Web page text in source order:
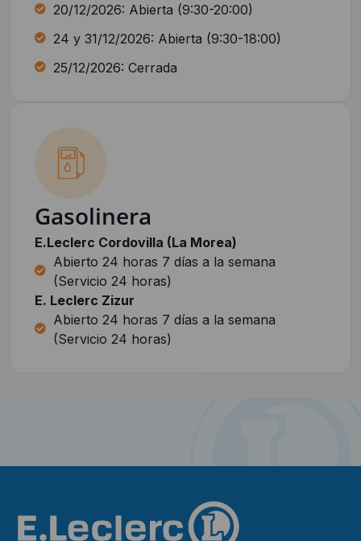
20/12/2026: Abierta (9:30-20:00)
24 y 31/12/2026: Abierta (9:30-18:00)
25/12/2026: Cerrada
Gasolinera
E.Leclerc Cordovilla (La Morea)
Abierto 24 horas 7 días a la semana
(Servicio 24 horas)
E. Leclerc Zizur
Abierto 24 horas 7 días a la semana
(Servicio 24 horas)